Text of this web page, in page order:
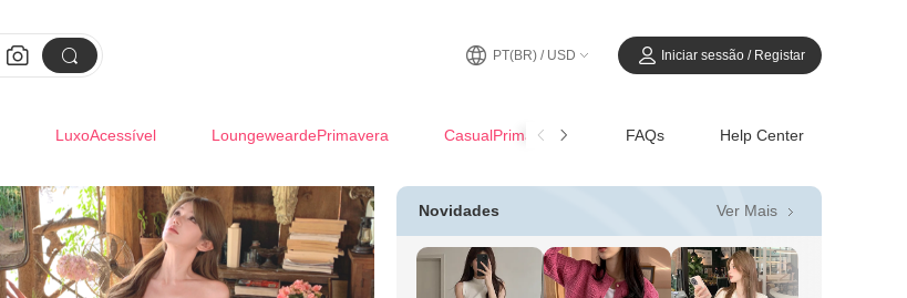
  PT(BR) / USD Iniciar sessão / Registar
LuxoAcessível LoungeweardePrimavera CasualPrimavera-Verão FAQs Help Center
Novidades Ver Mais 